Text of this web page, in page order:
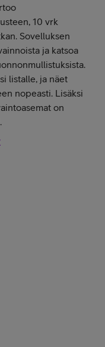
10 vrk
Sovelluksen
ja katsoa
listalle, ja näet
nopeasti. Lisäksi
on